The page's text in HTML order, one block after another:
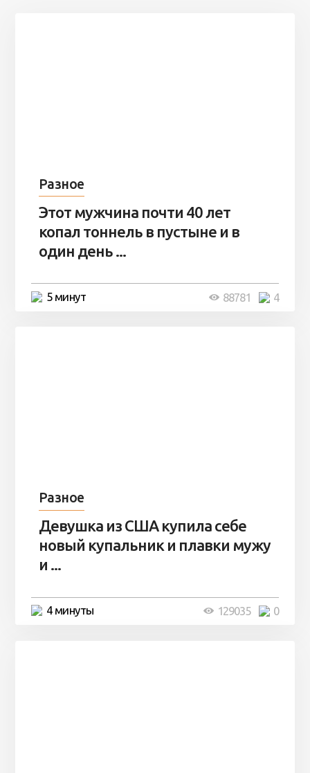
Разное
Этот мужчина почти 40 лет
копал тоннель в пустыне и в
один день ...
5 минут 4
88781
Разное
Девушка из США купила себе
новый купальник и плавки мужу
и ...
4 минуты 0
129035